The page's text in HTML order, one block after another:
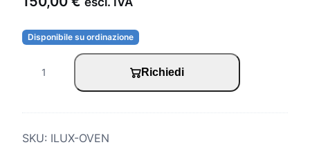
Disponibile su ordinazione
u
x
Richiedi
SKU: ILUX-OVEN